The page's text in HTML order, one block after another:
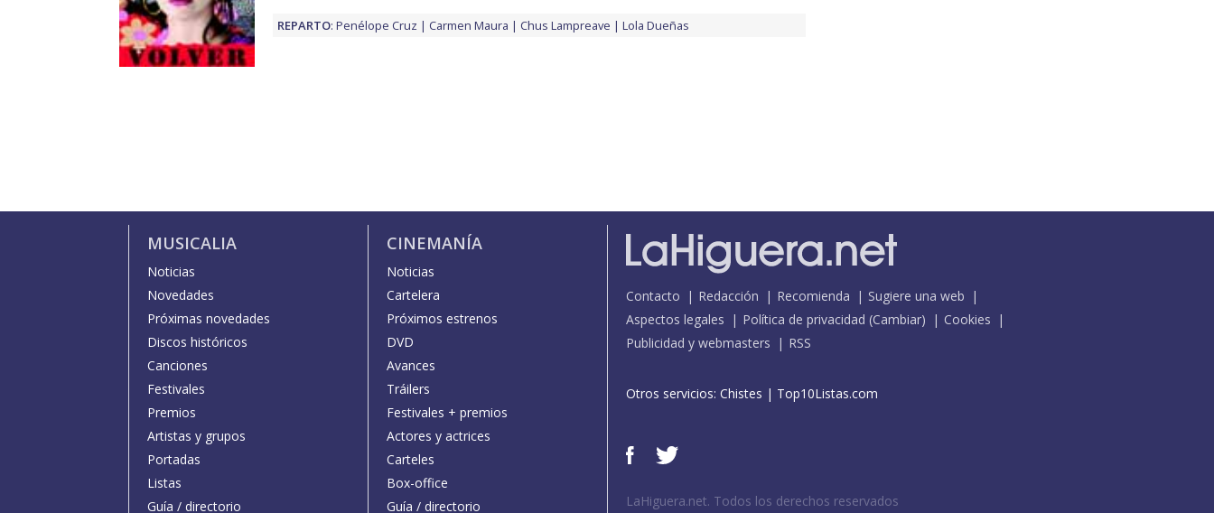
REPARTO: Penélope Cruz Carmen Maura Chus Lampreave Lola Dueñas
MUSICALIA
Noticias
Novedades
Próximas novedades
Discos históricos
Canciones
Festivales
Premios
Artistas y grupos
Portadas
Listas
Guía / directorio
CINEMANÍA
Noticias
Cartelera
Próximos estrenos
DVD
Avances
Tráilers
Festivales + premios
Actores y actrices
Carteles
Box-office
Guía / directorio
Contacto Redacción Recomienda
Sugiere una web
Aspectos legales
Política de privacidad (Cambiar)
Cookies
Publicidad y webmasters
RSS
Otros servicios: Chistes | Top10Listas.com
LaHiguera.net. Todos los derechos reservados